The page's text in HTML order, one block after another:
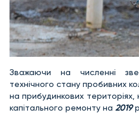
Зважаючи на численні
технічного стану пробивних
на прибудинкових територіях,
капітального ремонту на 2019